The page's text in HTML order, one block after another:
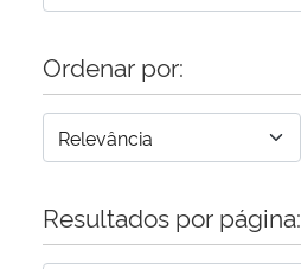
Gabinete de Segurança Institucional
Advocacia-Geral da União
Banco Central do Brasil
Ordenar por:
Resultados por página: